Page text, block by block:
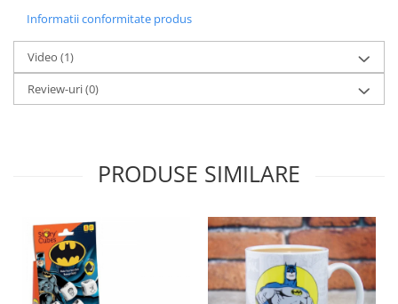
Informatii conformitate produs
Video (1)
Review-uri(0)
PRODUSE SIMILARE